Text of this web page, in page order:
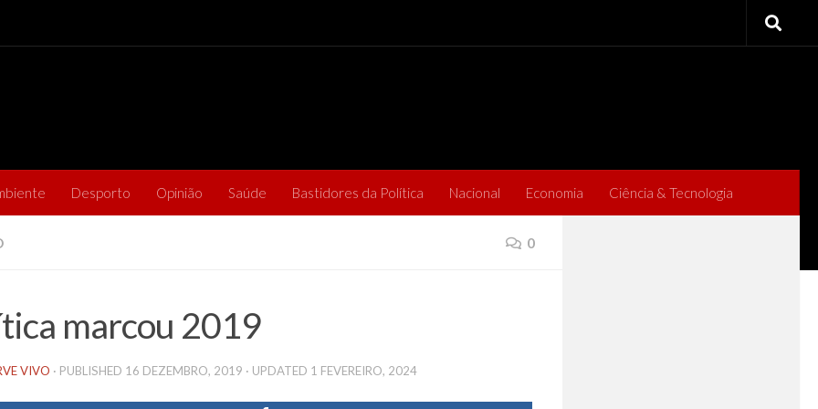
Desporto Opinião Saúde Bastidores da Política Nacional Economia Ciência & Tecnologia
0
marcou 2019
VIVO · PUBLISHED 16 DEZEMBRO, 2019 · UPDATED 1 FEVEREIRO, 2024